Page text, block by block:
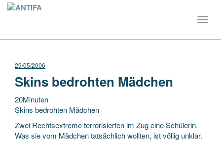
29/05/2006
Skins bedrohten Mädchen
20Minuten
Skins bedrohten Mädchen
Zwei Rechtsextreme terrorisierten im Zug eine Schülerin.
Was sie vom Mädchen tatsächlich wollten, ist völlig unklar.